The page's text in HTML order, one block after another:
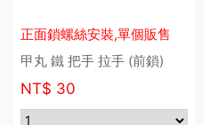
正面鎖螺絲安裝,單個販售
甲丸 鐵 把手 拉手 (前鎖)
NT$ 30